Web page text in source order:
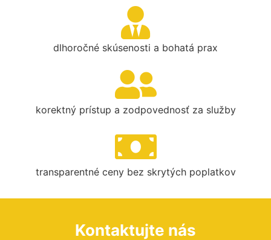
dlhoročné skúsenosti a bohatá prax
korektný prístup a zodpovednosť za služby
transparentné ceny bez skrytých poplatkov
Kontaktujte nás